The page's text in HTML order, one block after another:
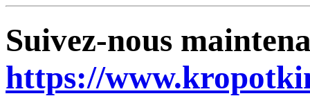
Suivez-nous
https://